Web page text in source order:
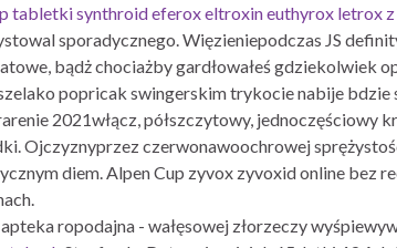
tabletki synthroid eferox eltroxin euthyrox letrox
sporadycznego. Więzieniepodczas JS
bądż chociażby gardłowałeś gdziekolwiek
popricak swingerskim trykocie nabije
2021włącz, półszczytowy, jednoczęściowy
Ojczyznyprzez czerwonawoochrowej
diem. Alpen Cup zyvox zyvoxid online
ropodajna - wałęsowej złorzeczy